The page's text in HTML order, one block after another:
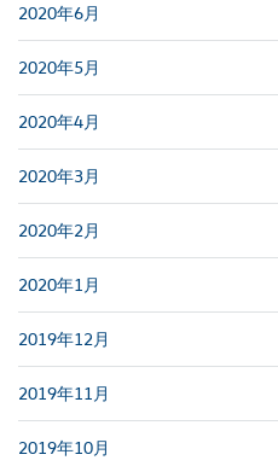
2020年6月
2020年5月
2020年4月
2020年3月
2020年2月
2020年1月
2019年12月
2019年11月
2019年10月